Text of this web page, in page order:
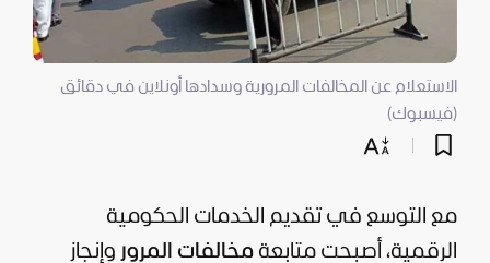
الاستعلام عن المخالفات المرورية وسدادها أونلاين في دقائق
(فيسبوك)
مع التوسع في تقديم الخدمات الحكومية
الرقمية، أصبحت متابعة مخالفات المرور وإنجاز